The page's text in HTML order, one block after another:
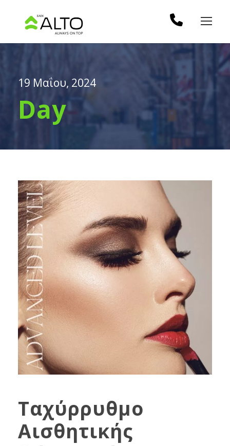
19 Μαΐου, 2024
Day
Ταχύρρυθμο
Αισθητικής